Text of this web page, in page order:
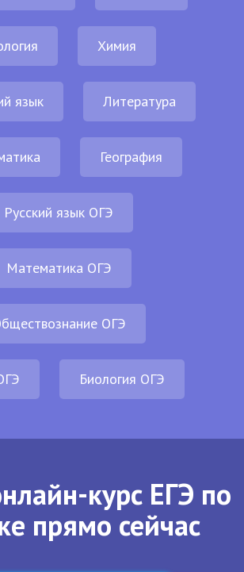
Химия
язык Литература
География
Русский язык ОГЭ
Математика ОГЭ
ОГЭ
Биология ОГЭ
курс ЕГЭ по
прямо сейчас